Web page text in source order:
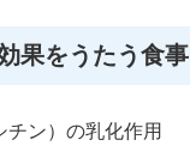
果をうたう食事
チン）の乳化作用